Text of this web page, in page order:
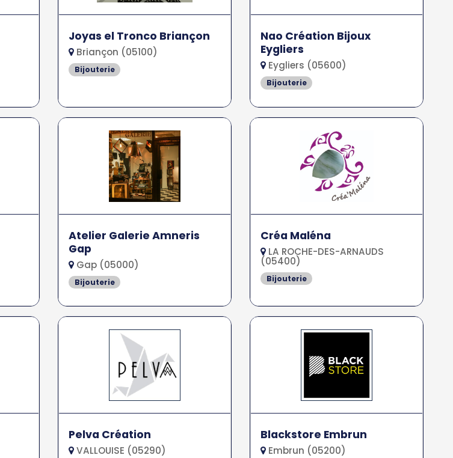
Joyas el Tronco Briançon
Briançon (05100)
Bijouterie
Nao Création Bijoux
Eygliers
Eygliers (05600)
Bijouterie
Atelier Galerie Amneris
Gap
Gap (05000)
Bijouterie
Créa Maléna
LA ROCHE-DES-ARNAUDS
(05400)
Bijouterie
Pelva Création
VALLOUISE (05290)
Blackstore Embrun
Embrun (05200)